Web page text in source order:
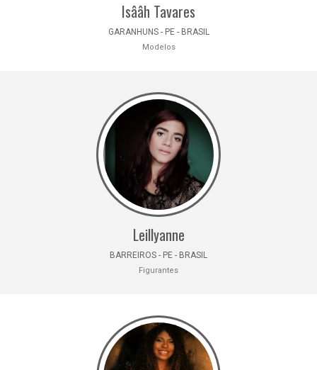
Isââh Tavares
GARANHUNS - PE - BRASIL
Modelos
Leillyanne
BARREIROS - PE - BRASIL
Figurantes